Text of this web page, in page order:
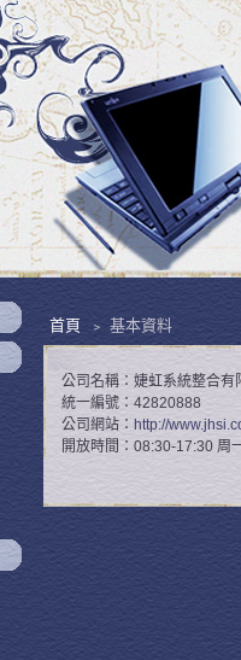
首頁 ﹥ 基本資料
公司名稱：婕虹系統整合有
統一編號：42820888
公司網站： http://
開放時間：08:30-17:30 周